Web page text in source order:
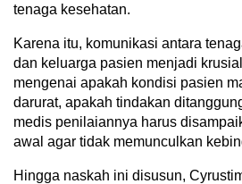
tenaga kesehatan.
Karena itu, komunikasi antara
dan keluarga pasien menjadi
mengenai apakah kondisi pasien
darurat, apakah tindakan
medis penilaiannya harus
awal agar tidak memunculkan
Hingga naskah ini disusun,